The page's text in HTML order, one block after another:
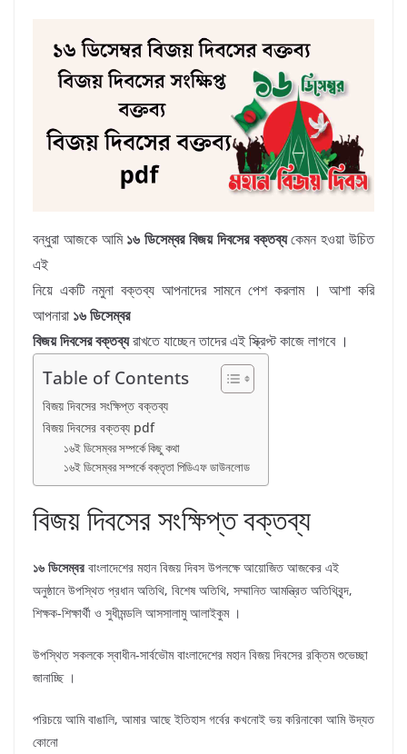
বন্ধুরা আজকে আমি১৬ ডিসেম্বর বিজয় দিবসের বক্তব্যকেমন হওয়া উচিত
এই
নিয়ে একটি নমুনা বক্তব্য আপনাদের সামনে পেশ করলাম । আশা করি
আপনারা ১৬ ডিসেম্বর
বিজয় দিবসের বক্তব্যরাখতে যাচ্ছেন তাদের এই স্ক্রিপ্ট কাজে লাগবে ।
Table of Contents
বিজয় দিবসের সংক্ষিপ্ত বক্তব্য
বিজয় দিবসের বক্তব্য pdf
১৬ই ডিসেম্বর সম্পর্কে কিছু কথা
১৬ই ডিসেম্বর সম্পর্কে বক্তৃতা পিডিএফ ডাউনলোড
বিজয় দিবসের সংক্ষিপ্ত বক্তব্য
১৬ ডিসেম্বর বাংলাদেশের মহান বিজয় দিবস উপলক্ষে আয়োজিত আজকের এই
অনুষ্ঠানে উপস্থিত প্রধান অতিথি, বিশেষ অতিথি, সম্মানিত আমন্ত্রিত অতিথিবৃন্দ,
শিক্ষক-শিক্ষার্থী ও সুধীমন্ডলি আসসালামু আলাইকুম ।
উপস্থিত সকলকে স্বাধীন-সার্বভৌম বাংলাদেশের মহান বিজয় দিবসের রক্তিম শুভেচ্ছা
জানাচ্ছি ।
পরিচয়ে আমি বাঙালি, আমার আছে ইতিহাস গর্বের কখনোই ভয় করিনাকো আমি উদ্যত
কোনো